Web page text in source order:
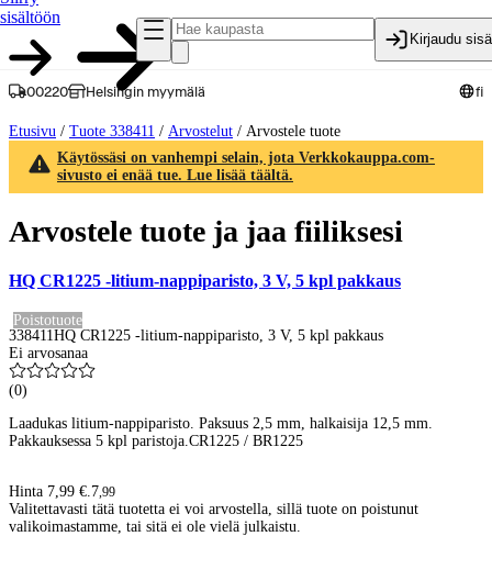
sisältöön
Kirjaudu
00220 Helsingin myymälä fi
Etusivu / Tuote 338411 / Arvostelut / Arvostele tuote
Käytössäsi on vanhempi selain, jota Verkkokauppa.com-
sivusto ei enää tue. Lue lisää täältä.
Arvostele tuote ja jaa fiiliksesi
HQ CR1225 -litium-nappiparisto, 3 V, 5 kpl pakkaus
Poistotuote
338411 HQ CR1225 -litium-nappiparisto, 3 V, 5 kpl pakkaus
Ei arvosanaa
(0)
Laadukas litium-nappiparisto. Paksuus 2,5 mm, halkaisija 12,5 mm.
Pakkauksessa 5 kpl paristoja.CR1225 / BR1225
Hinta 7,99 €. 7,99
Valitettavasti tätä tuotetta ei voi arvostella, sillä tuote on poistunut
valikoimastamme, tai sitä ei ole vielä julkaistu.